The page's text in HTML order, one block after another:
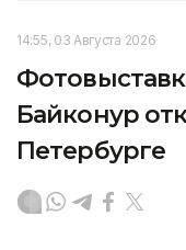
14:55, 03 Августа 2026
Байконур
Петербурге